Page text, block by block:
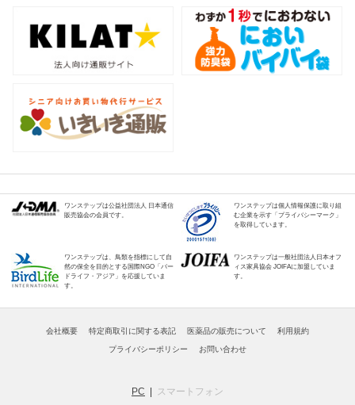
ワンステップは公益社団法人 日本通信
販売協会の会員です。
ワンステップは個人情報保護に取り組
む企業を示す「プライバシーマーク」
を取得しています。
ワンステップは、鳥類を指標にして自
然の保全を目的とする国際NGO「バー
ドライフ・アジア」を応援していま
す。
ワンステップは一般社団法人日本オフ
ィス家具協会 JOIFAに加盟していま
す。
会社概要 特定商取引に関する表記 医薬品の販売について 利用規約
プライバシーポリシー お問い合わせ
PC スマートフォン